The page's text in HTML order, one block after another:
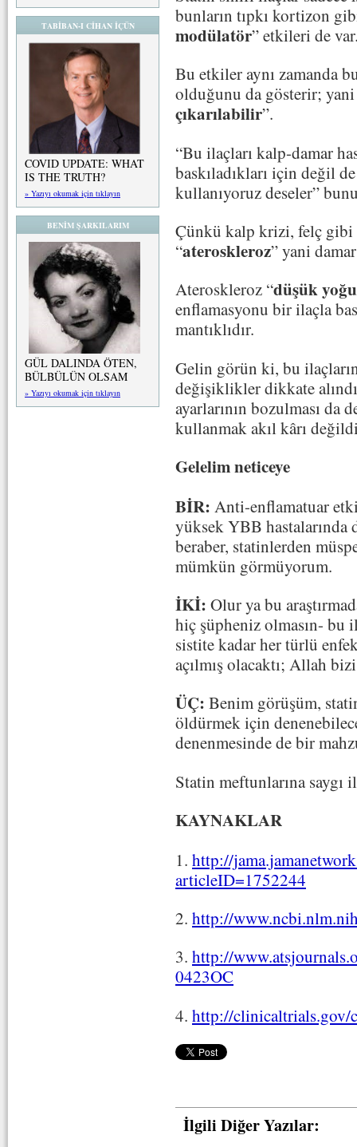
TABİBAN-I CİHAN İÇÜN
COVID UPDATE: WHAT
IS THE TRUTH?
» Yazıyı okumak için tıklayın
BENİM ŞARKILARIM
GÜL DALINDA ÖTEN,
BÜLBÜLÜN OLSAM
» Yazıyı okumak için tıklayın
bunların tıpkı kortizon
modülatör” etkileri de
Bu etkiler aynı zamanda
olduğunu da gösterir; yani
çıkarılabilir”.
“Bu ilaçları kalp-damar
baskıladıkları için değil
kullanıyoruz deseler”
Çünkü kalp krizi, felç gibi
“ateroskleroz” yani
Ateroskleroz “düşük
enflamasyonu bir ilaçla
mantıklıdır.
Gelin görün ki, bu
değişiklikler dikkate
ayarlarının bozulması da
kullanmak akıl kârı
Gelelim neticeye
BİR: Anti-enflamatuar
yüksek YBB hastalarında
beraber, statinlerden
mümkün görmüyorum.
İKİ: Olur ya bu
hiç şüpheniz olmasın- bu
sistite kadar her türlü
açılmış olacaktı; Allah
ÜÇ: Benim görüşüm,
öldürmek için
denenmesinde de bir
Statin meftunlarına saygı
KAYNAKLAR
1. http://
articleID=1752244
2. http://
3. http://
0423OC
4. http://clinicaltrials.gov/
İlgili Diğer Yazılar: